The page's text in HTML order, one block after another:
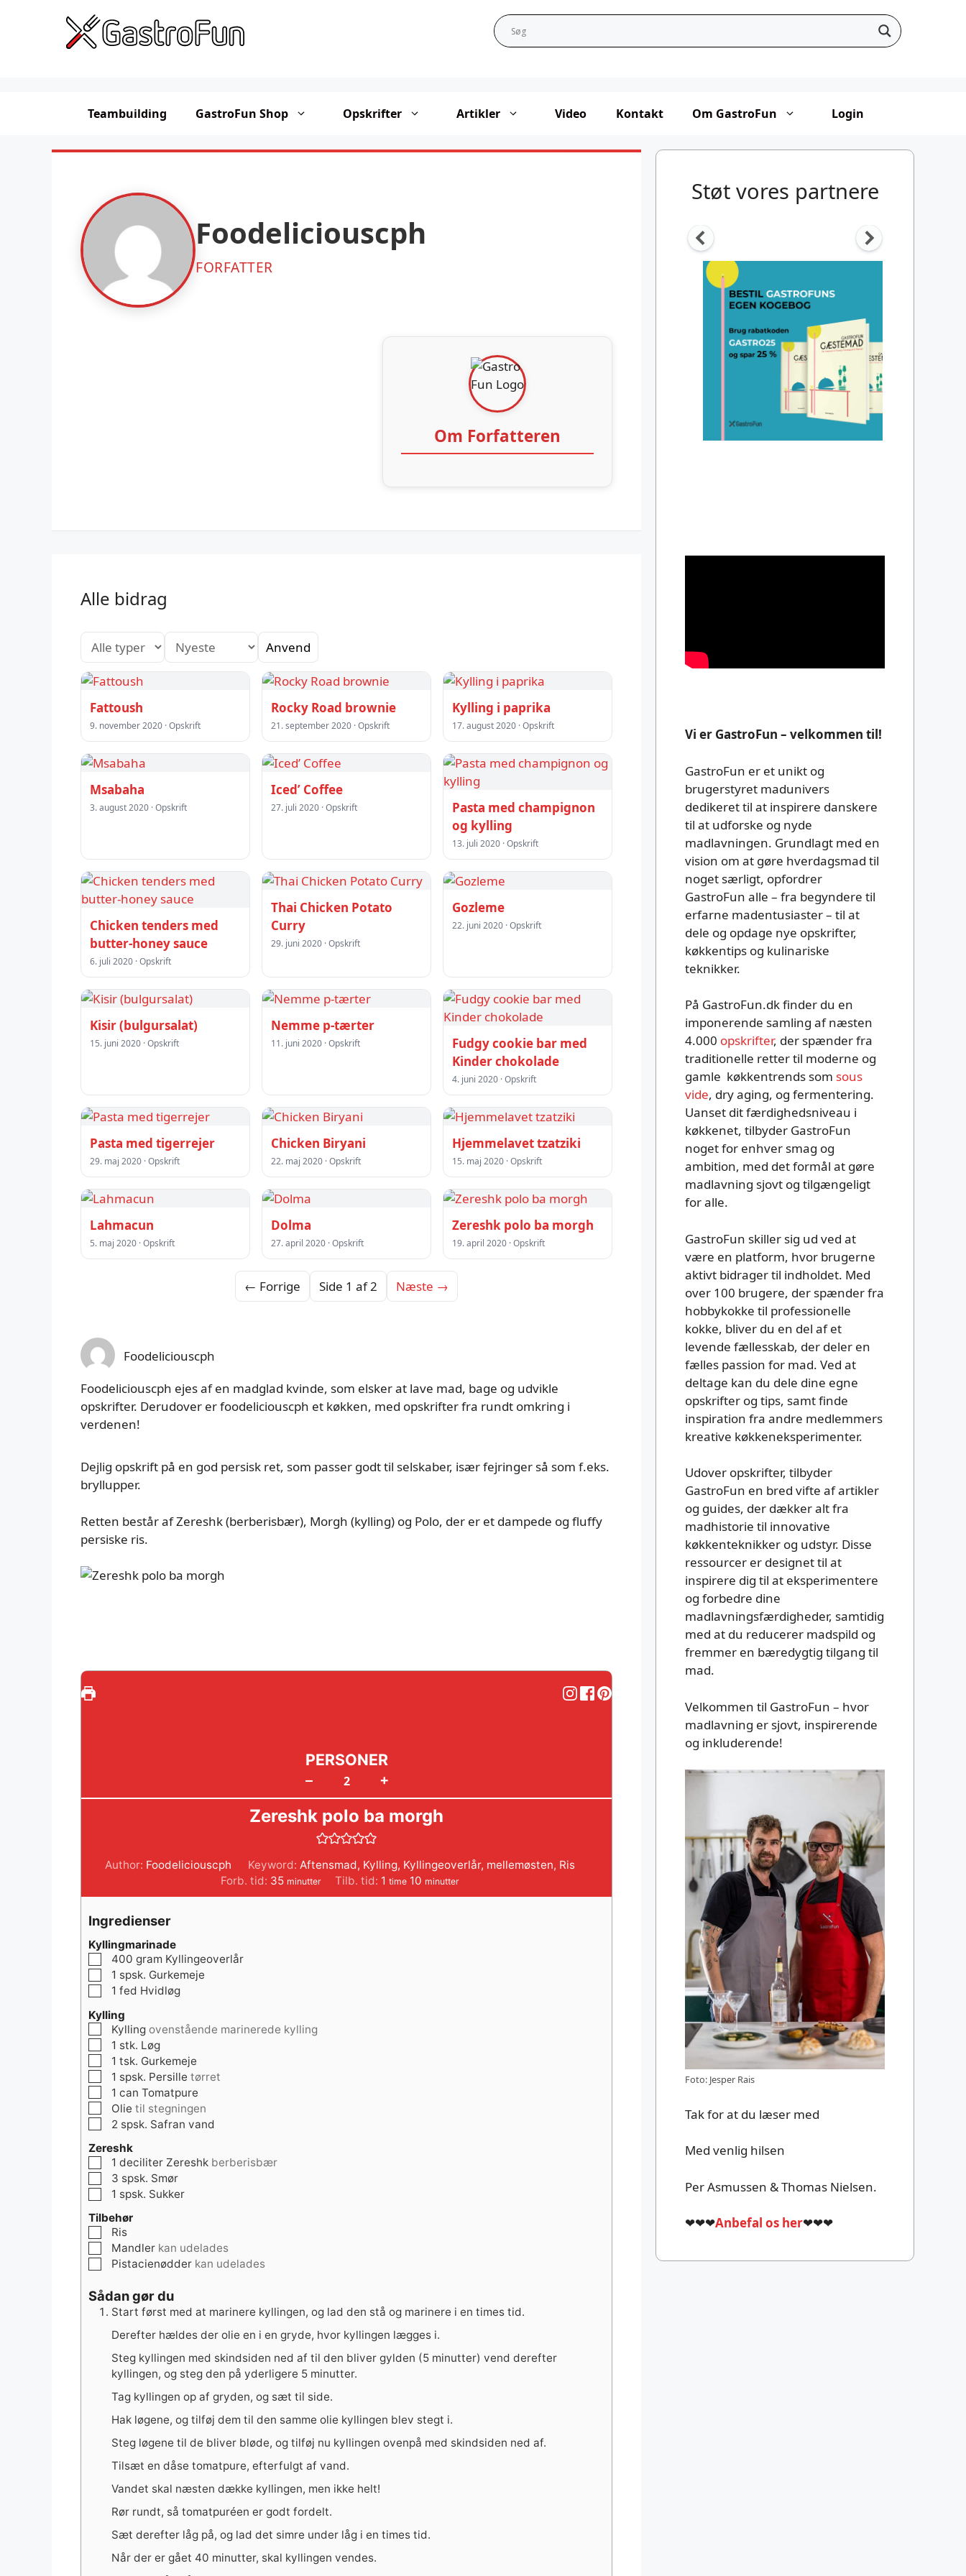
Teambuilding GastroFun Shop Opskrifter Artikler Video Kontakt Om GastroFun Login
Foodeliciouscph
FORFATTER
Om Forfatteren
Alle bidrag
Anvend
Fattoush
9. november 2020 · Opskrift
Rocky Road brownie
21. september 2020 · Opskrift
Kylling i paprika
17. august 2020 · Opskrift
Msabaha
3. august 2020 · Opskrift
Iced’ Coffee
27. juli 2020 · Opskrift
Pasta med champignon
og kylling
13. juli 2020 · Opskrift
Chicken tenders med
butter-honey sauce
6. juli 2020 · Opskrift
Thai Chicken Potato
Curry
29. juni 2020 · Opskrift
Gozleme
22. juni 2020 · Opskrift
Kisir (bulgursalat)
15. juni 2020 · Opskrift
Nemme p-tærter
11. juni 2020 · Opskrift
Fudgy cookie bar med
Kinder chokolade
4. juni 2020 · Opskrift
Pasta med tigerrejer
29. maj 2020 · Opskrift
Chicken Biryani
22. maj 2020 · Opskrift
Hjemmelavet tzatziki
15. maj 2020 · Opskrift
Lahmacun
5. maj 2020 · Opskrift
Dolma
27. april 2020 · Opskrift
Zereshk polo ba morgh
19. april 2020 · Opskrift
← Forrige Side 1 af 2 Næste →
Foodeliciouscph
Foodeliciouscph ejes af en madglad kvinde, som elsker at lave mad, bage og udvikle
opskrifter. Derudover er foodeliciouscph et køkken, med opskrifter fra rundt omkring i
verdenen!
Dejlig opskrift på en god persisk ret, som passer godt til selskaber, især fejringer så som f.eks.
bryllupper.
Retten består af Zereshk (berberisbær), Morgh (kylling) og Polo, der er et dampede og fluffy
persiske ris.
– +
PERSONER
Zereshk polo ba morgh
Author: Foodeliciouscph Keyword: Aftensmad, Kylling, Kyllingeoverlår, mellemøsten, Ris
Forb. tid: 35minutter
minutter Tilb. tid: 1 time
time 10minutter
minutter
Ingredienser
Kyllingmarinade
▢
400 gram Kyllingeoverlår
▢1 spsk. Gurkemeje
▢1 fed Hvidløg
Kylling
▢
Kylling ovenstående marinerede kylling
▢1 stk. Løg
▢1 tsk. Gurkemeje
▢1 spsk. Persille tørret
▢1 can Tomatpure
▢
Olie til stegningen
▢
2 spsk. Safran vand
Zereshk
▢1 deciliter Zereshk berberisbær
▢
3 spsk. Smør
▢1 spsk. Sukker
Tilbehør
▢
Ris
▢
Mandler kan udelades
▢
Pistacienødder kan udelades
Sådan gør du
Start først med at marinere kyllingen, og lad den stå og marinere i en times tid.
Derefter hældes der olie en i en gryde, hvor kyllingen lægges i.
Steg kyllingen med skindsiden ned af til den bliver gylden (5 minutter) vend derefter
kyllingen, og steg den på yderligere 5 minutter.
Tag kyllingen op af gryden, og sæt til side.
Hak løgene, og tilføj dem til den samme olie kyllingen blev stegt i.
Steg løgene til de bliver bløde, og tilføj nu kyllingen ovenpå med skindsiden ned af.
Tilsæt en dåse tomatpure, efterfulgt af vand.
Vandet skal næsten dække kyllingen, men ikke helt!
Rør rundt, så tomatpuréen er godt fordelt.
Sæt derefter låg på, og lad det simre under låg i en times tid.
Når der er gået 40 minutter, skal kyllingen vendes.
Støt vores partnere
Vi er GastroFun – velkommen til!
GastroFun er et unikt og
brugerstyret madunivers
dedikeret til at inspirere danskere
til at udforske og nyde
madlavningen. Grundlagt med en
vision om at gøre hverdagsmad til
noget særligt, opfordrer
GastroFun alle – fra begyndere til
erfarne madentusiaster – til at
dele og opdage nye opskrifter,
køkkentips og kulinariske
teknikker.
På GastroFun.dk finder du en
imponerende samling af næsten
4.000 opskrifter, der spænder fra
traditionelle retter til moderne og
gamle køkkentrends som sous
vide, dry aging, og fermentering.
Uanset dit færdighedsniveau i
køkkenet, tilbyder GastroFun
noget for enhver smag og
ambition, med det formål at gøre
madlavning sjovt og tilgængeligt
for alle.
GastroFun skiller sig ud ved at
være en platform, hvor brugerne
aktivt bidrager til indholdet. Med
over 100 brugere, der spænder fra
hobbykokke til professionelle
kokke, bliver du en del af et
levende fællesskab, der deler en
fælles passion for mad. Ved at
deltage kan du dele dine egne
opskrifter og tips, samt finde
inspiration fra andre medlemmers
kreative køkkeneksperimenter.
Udover opskrifter, tilbyder
GastroFun en bred vifte af artikler
og guides, der dækker alt fra
madhistorie til innovative
køkkenteknikker og udstyr. Disse
ressourcer er designet til at
inspirere dig til at eksperimentere
og forbedre dine
madlavningsfærdigheder, samtidig
med at du reducerer madspild og
fremmer en bæredygtig tilgang til
mad.
Velkommen til GastroFun – hvor
madlavning er sjovt, inspirerende
og inkluderende!
Foto: Jesper Rais
Tak for at du læser med
Med venlig hilsen
Per Asmussen & Thomas Nielsen.
❤❤❤Anbefal os her❤❤❤